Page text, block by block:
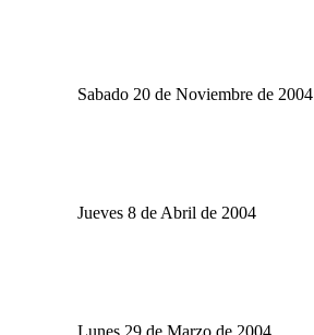
Sabado 20 de Noviembre de 2004
Jueves 8 de Abril de 2004
Lunes 29 de Marzo de 2004